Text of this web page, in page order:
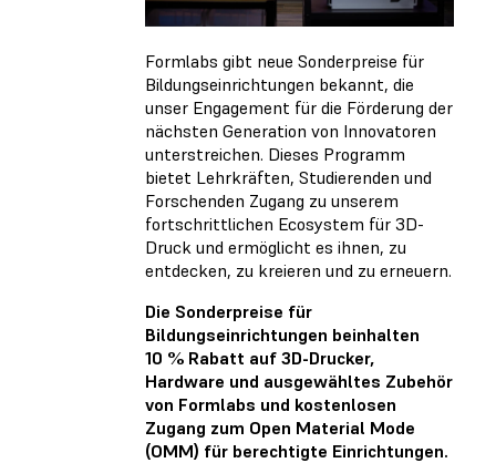
Formlabs gibt neue Sonderpreise für
Bildungseinrichtungen bekannt, die
unser Engagement für die Förderung der
nächsten Generation von Innovatoren
unterstreichen. Dieses Programm
bietet Lehrkräften, Studierenden und
Forschenden Zugang zu unserem
fortschrittlichen Ecosystem für 3D-
Druck und ermöglicht es ihnen, zu
entdecken, zu kreieren und zu erneuern.
Die Sonderpreise für
Bildungseinrichtungen beinhalten
10 % Rabatt auf 3D-Drucker,
Hardware und ausgewähltes Zubehör
von Formlabs und kostenlosen
Zugang zum Open Material Mode
(OMM) für berechtigte Einrichtungen.